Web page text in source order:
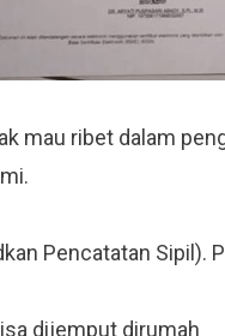
mau ribet dalam
Pencatatan Sipil).
dijemput dirumah